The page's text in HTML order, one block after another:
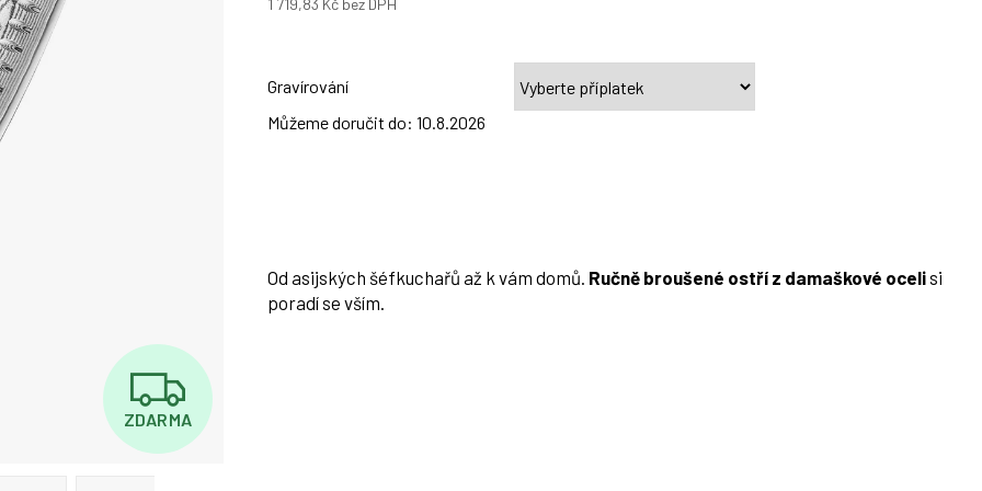
Z
D
ZDARMA
1 719,83 Kč bez DPH
Gravírování
Můžeme doručit do: 10.8.2026
Od asijských šéfkuchařů až k vám domů. Ručně broušené ostří z damaškové ocelisi
poradí se vším.